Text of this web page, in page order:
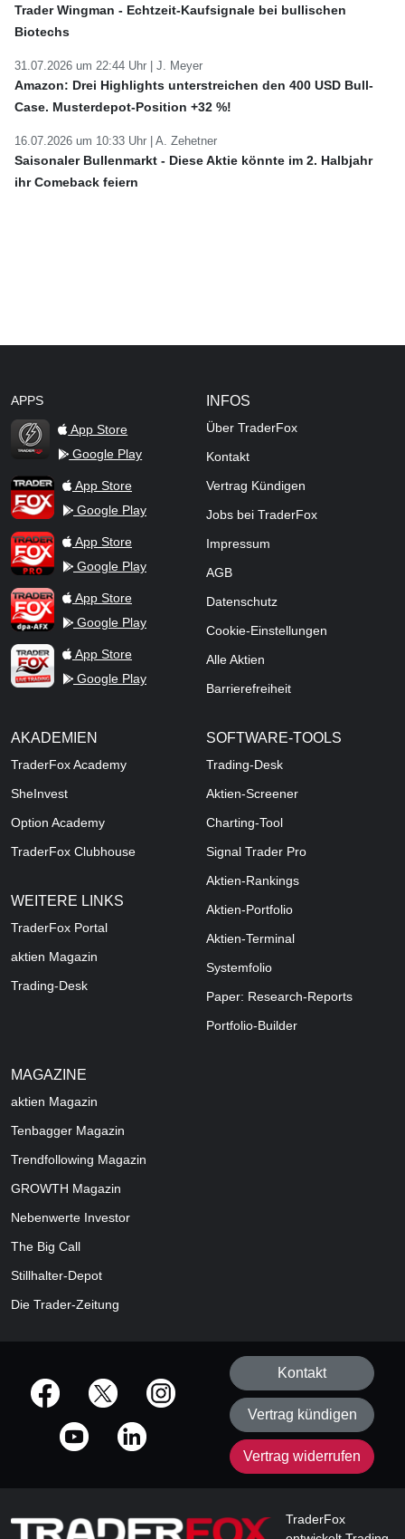
Trader Wingman - Echtzeit-Kaufsignale bei bullischen
Biotechs
31.07.2026 um 22:44 Uhr | J. Meyer
Amazon: Drei Highlights unterstreichen den 400 USD Bull-
Case. Musterdepot-Position +32 %!
16.07.2026 um 10:33 Uhr | A. Zehetner
Saisonaler Bullenmarkt - Diese Aktie könnte im 2. Halbjahr
ihr Comeback feiern
APPS
App Store
Google Play
TraderFox AppApp Store
Google Play
TraderFox ProApp Store
Google Play
TraderFox dpa-AFX ProFeed
App Store
Google Play
TraderFox Live Trading
App Store
Google Play
INFOS
Über TraderFox
Kontakt
Vertrag Kündigen
Jobs bei TraderFox
Impressum
AGB
Datenschutz
Cookie-Einstellungen
Alle Aktien
Barrierefreiheit
AKADEMIEN
TraderFox Academy
SheInvest
Option Academy
TraderFox Clubhouse
WEITERE LINKS
TraderFox Portal
aktien Magazin
Trading-Desk
SOFTWARE-TOOLS
Trading-Desk
Aktien-Screener
Charting-Tool
Signal Trader Pro
Aktien-Rankings
Aktien-Portfolio
Aktien-Terminal
Systemfolio
Paper: Research-Reports
Portfolio-Builder
MAGAZINE
aktien Magazin
Tenbagger Magazin
Trendfollowing Magazin
GROWTH Magazin
Nebenwerte Investor
The Big Call
Stillhalter-Depot
Die Trader-Zeitung
offizielle Social Media-Accounts
Kontakt
Vertrag kündigen
Vertrag widerrufen
TraderFox